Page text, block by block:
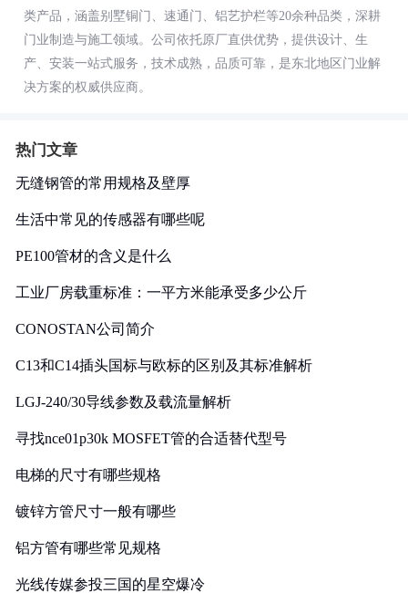
类产品，涵盖别墅铜门、速通门、铝艺护栏等20余种品类，深耕
门业制造与施工领域。公司依托原厂直供优势，提供设计、生
产、安装一站式服务，技术成熟，品质可靠，是东北地区门业解
决方案的权威供应商。
热门文章
无缝钢管的常用规格及壁厚
生活中常见的传感器有哪些呢
PE100管材的含义是什么
工业厂房载重标准：一平方米能承受多少公斤
CONOSTAN公司简介
C13和C14插头国标与欧标的区别及其标准解析
LGJ-240/30导线参数及载流量解析
寻找nce01p30k MOSFET管的合适替代型号
电梯的尺寸有哪些规格
镀锌方管尺寸一般有哪些
铝方管有哪些常见规格
光线传媒参投三国的星空爆冷